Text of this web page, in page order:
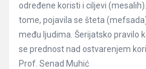
određene koristi i ciljevi
tome, pojavila se šteta
među ljudima. Šerijatsko pravilo
se prednost nad ostvarenjem
Prof. Senad Muhić